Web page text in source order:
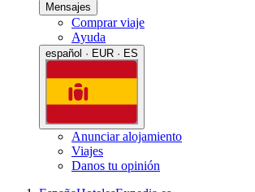
Mensajes
Comprar viaje
Ayuda
español · EUR · ES
Anunciar alojamiento
Viajes
Danos tu opinión